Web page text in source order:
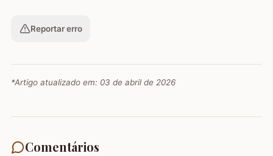
Reportar erro
*Artigo atualizado em: 03 de abril de 2026
Comentários